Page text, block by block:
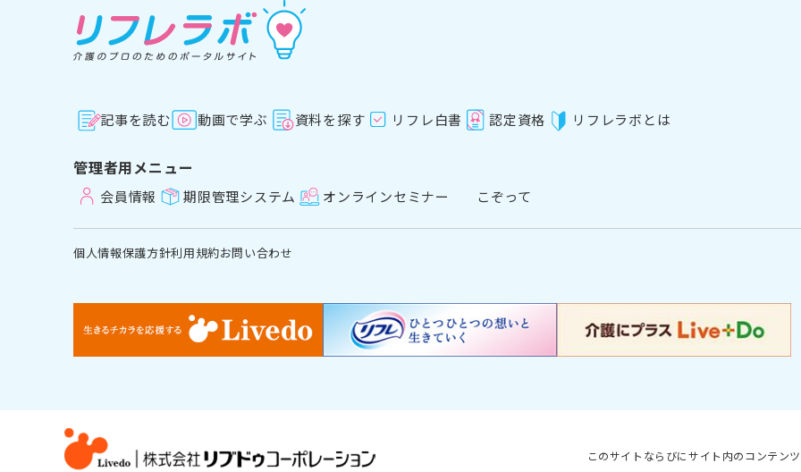
記事を読む 動画で学ぶ 資料を探す リフレ白書 認定資格 リフレラボとは
管理者用メニュー
会員情報 期限管理システム オンラインセミナー こぞって
個人情報保護方針利用規約お問い合わせ
このサイトならびにサイト内のコンテン